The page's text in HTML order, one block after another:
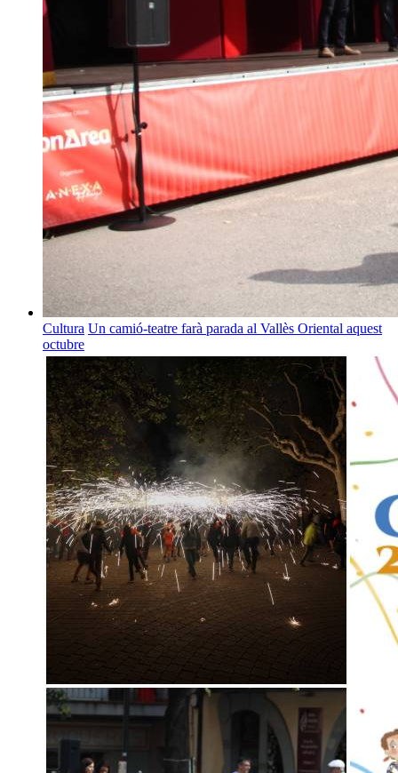
Cultura Un camió-teatre farà parada al Vallès Oriental aquest
octubre